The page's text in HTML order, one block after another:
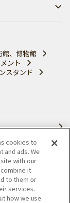
館、博物館
ント
スタンド
cookies to
and ads. We
with our
it
to them or
services.
how we use